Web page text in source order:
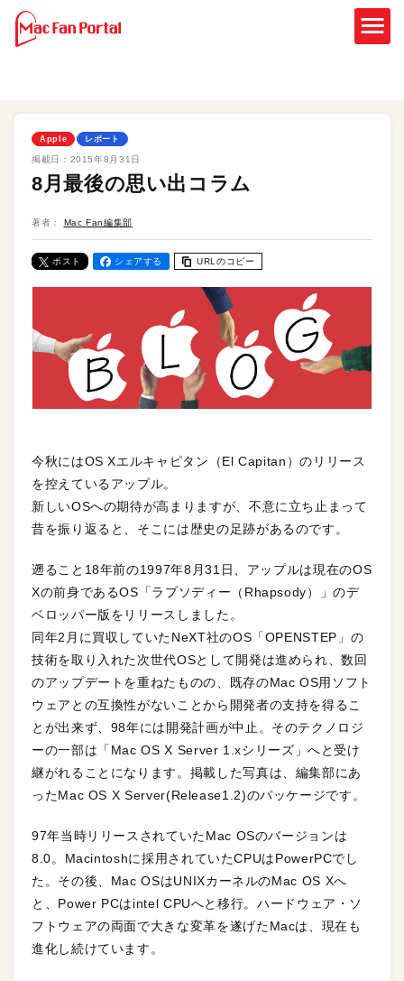
Apple レポート
掲載日： 2015年8月31日
8月最後の思い出コラム
著者： Mac Fan編集部
ポスト シェアする URLのコピー
今秋にはOS Xエルキャピタン（El Capitan）のリリース
を控えているアップル。
新しいOSへの期待が高まりますが、不意に立ち止まって
昔を振り返ると、そこには歴史の足跡があるのです。
遡ること18年前の1997年8月31日、アップルは現在のOS
Xの前身であるOS「ラプソディー（Rhapsody）」のデ
ベロッパー版をリリースしました。
同年2月に買収していたNeXT社のOS「OPENSTEP」の
技術を取り入れた次世代OSとして開発は進められ、数回
のアップデートを重ねたものの、既存のMac OS用ソフト
ウェアとの互換性がないことから開発者の支持を得るこ
とが出来ず、98年には開発計画が中止。そのテクノロジ
ーの一部は「Mac OS X Server 1.xシリーズ」へと受け
継がれることになります。掲載した写真は、編集部にあ
ったMac OS X Server(Release1.2)のパッケージです。
97年当時リリースされていたMac OSのバージョンは
8.0。Macintoshに採用されていたCPUはPowerPCでし
た。その後、Mac OSはUNIXカーネルのMac OS Xへ
と、Power PCはintel CPUへと移行。ハードウェア・ソ
フトウェアの両面で大きな変革を遂げたMacは、現在も
進化し続けています。